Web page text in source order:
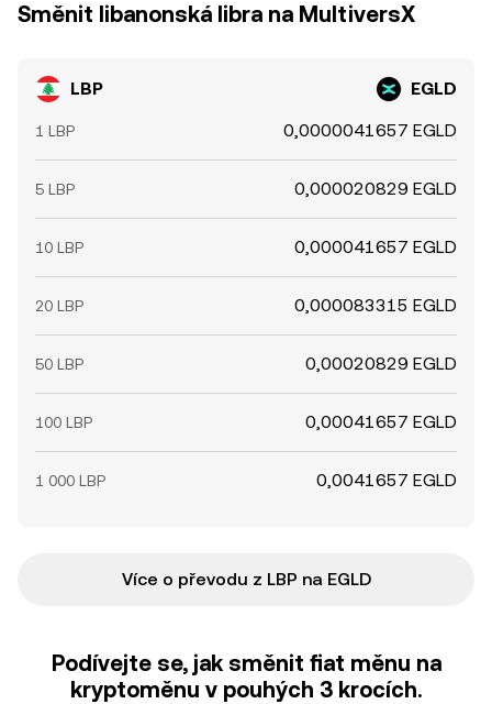
Směnit libanonská libra na MultiversX
LBP EGLD
1 LBP 0,0000041657 EGLD
5 LBP 0,000020829 EGLD
10 LBP 0,000041657 EGLD
20 LBP 0,000083315 EGLD
50 LBP 0,00020829 EGLD
100 LBP 0,00041657 EGLD
1 000 LBP 0,0041657 EGLD
Více o převodu z LBP na EGLD
Podívejte se, jak směnit fiat měnu na
kryptoměnu v pouhých 3 krocích.